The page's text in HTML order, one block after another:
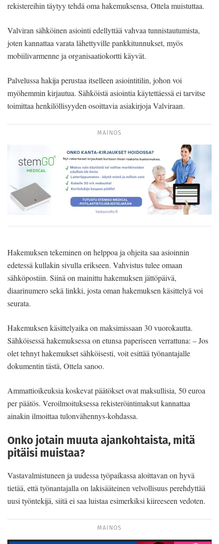
rekistereihin täytyy tehdä oma hakemuksensa, Ottela muistuttaa.
Valviran sähköinen asiointi edellyttää vahvaa tunnistautumista,
joten kannattaa varata lähettyville pankkitunnukset, myös
mobiilivarmenne ja organisaatiokortti käyvät.
Palvelussa hakija perustaa itselleen asiointitilin, johon voi
myöhemmin kirjautua. Sähköistä asiointia käytettäessä ei tarvitse
toimittaa henkilöllisyyden osoittavia asiakirjoja Valviraan.
MAINOS
Hakemuksen tekeminen on helppoa ja ohjeita saa asioinnin
edetessä kullakin sivulla erikseen. Vahvistus tulee omaan
sähköpostiin. Siinä on mainittu hakemuksen jättöpäivä,
diaarinumero sekä linkki, josta oman hakemuksen käsittelyä voi
seurata.
Hakemuksen käsittelyaika on maksimissaan 30 vuorokautta.
Sähköisessä hakemuksessa on etunsa paperiseen verrattuna: – Jos
olet tehnyt hakemukset sähköisesti, voit esittää työnantajalle
dokumentin tästä, Ottela sanoo.
Ammattioikeuksia koskevat päätökset ovat maksullisia, 50 euroa
per päätös. Veroilmoituksessa rekisteröintimaksut kannattaa
ainakin ilmoittaa tulonvähennys-kohdassa.
Onko jotain muuta ajankohtaista, mitä
pitäisi muistaa?
Vastavalmistuneen ja uudessa työpaikassa aloittavan on hyvä
tietää, että työnantajalla on lakisääteinen velvollisuus perehdyttää
uusi työntekijä, siitä ei saa luistaa esimerkiksi kiireeseen vedoten.
MAINOS